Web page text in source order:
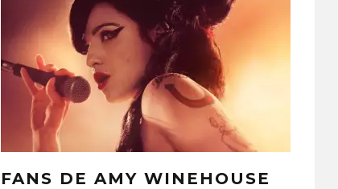
FANS DE AMY WINEHOUSE